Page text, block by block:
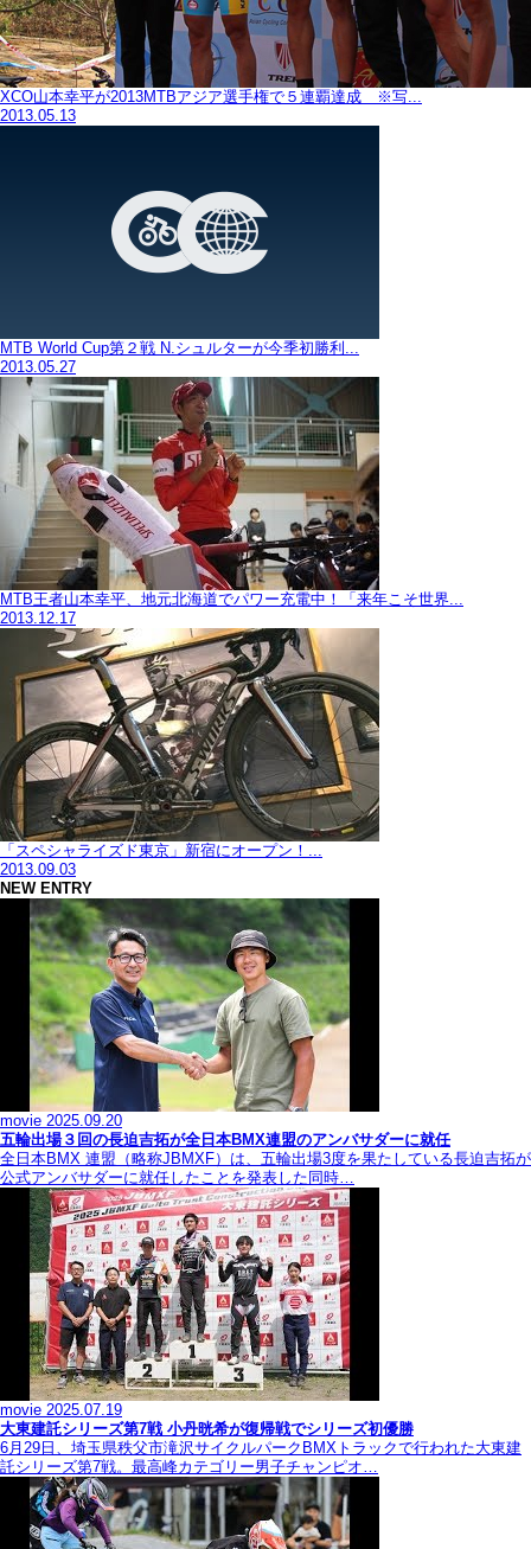
XCO山本幸平が2013MTBアジア選手権で５連覇達成 ※写...
2013.05.13
MTB World Cup第２戦 N.シュルターが今季初勝利...
2013.05.27
MTB王者山本幸平、地元北海道でパワー充電中！「来年こそ世界...
2013.12.17
「スペシャライズド東京」新宿にオープン！...
2013.09.03
NEW ENTRY
movie 2025.09.20
五輪出場３回の長迫吉拓が全日本BMX連盟のアンバサダーに就任
全日本BMX 連盟（略称JBMXF）は、五輪出場3度を果たしている長迫吉拓が
公式アンバサダーに就任したことを発表した同時…
movie 2025.07.19
大東建託シリーズ第7戦 ⼩丹晄希が復帰戦でシリーズ初優勝
6月29日、埼玉県秩父市滝沢サイクルパークBMXトラックで行われた大東建
託シリーズ第7戦。最高峰カテゴリー男子チャンピオ…